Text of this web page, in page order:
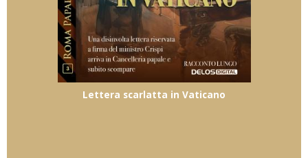
Lettera scarlatta in Vaticano